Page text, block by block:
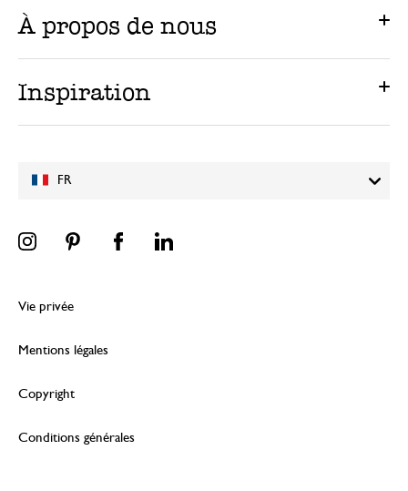
FR
À propos de nous
Inspiration
Vie privée
Mentions légales
Copyright
Conditions générales